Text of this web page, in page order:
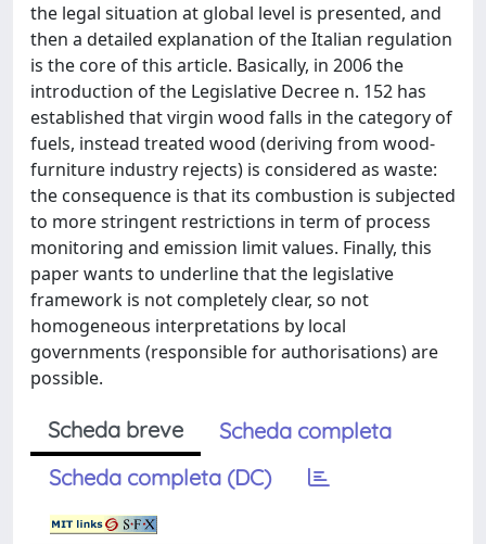
the legal situation at global level is presented, and
then a detailed explanation of the Italian regulation
is the core of this article. Basically, in 2006 the
introduction of the Legislative Decree n. 152 has
established that virgin wood falls in the category of
fuels, instead treated wood (deriving from wood-
furniture industry rejects) is considered as waste:
the consequence is that its combustion is subjected
to more stringent restrictions in term of process
monitoring and emission limit values. Finally, this
paper wants to underline that the legislative
framework is not completely clear, so not
homogeneous interpretations by local
governments (responsible for authorisations) are
possible.
Scheda breve
Scheda completa
Scheda completa (DC)